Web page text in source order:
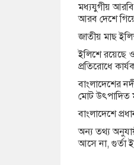
মধ্যযুগীয় আরবি
আরব দেশে
জাতীয় মাছ
ইলিশে রয়েছে
প্রতিরোধে
বাংলাদেশের
মোট উৎপাদিত
বাংলাদেশে
অন্য তথ্য
আসে না, গুর্তা